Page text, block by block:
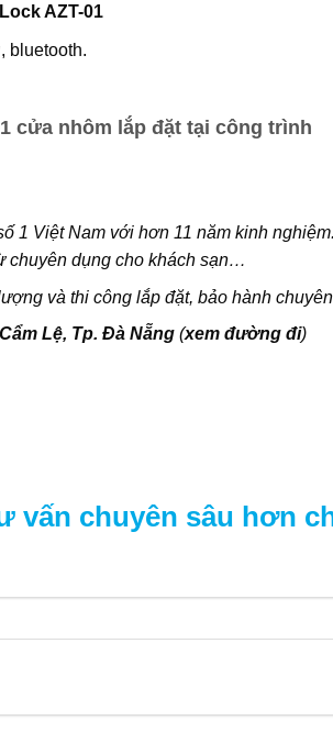
AZT-01
bluetooth.
cửa nhôm lắp đặt tại công trình
1 Việt Nam với hơn 11 năm kinh
chuyên dụng cho khách sạn…
và thi công lắp đặt, bảo hành
Lệ, Tp. Đà Nẵng(xem đường đi)
vấn chuyên sâu hơn